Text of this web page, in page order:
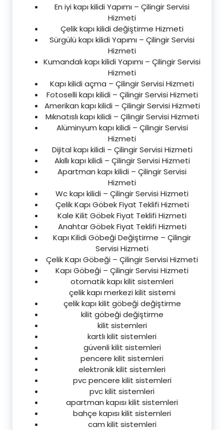
En iyi kapı kilidi Yapımı – Çilingir Servisi
Hizmeti
Çelik kapı kilidi değiştirme Hizmeti
Sürgülü kapı kilidi Yapımı – Çilingir Servisi
Hizmeti
Kumandalı kapı kilidi Yapımı – Çilingir Servisi
Hizmeti
Kapı kilidi açma – Çilingir Servisi Hizmeti
Fotoselli kapı kilidi – Çilingir Servisi Hizmeti
Amerikan kapı kilidi – Çilingir Servisi Hizmeti
Mıknatıslı kapı kilidi – Çilingir Servisi Hizmeti
Alüminyum kapı kilidi – Çilingir Servisi
Hizmeti
Dijital kapı kilidi – Çilingir Servisi Hizmeti
Akıllı kapı kilidi – Çilingir Servisi Hizmeti
Apartman kapı kilidi – Çilingir Servisi
Hizmeti
Wc kapı kilidi – Çilingir Servisi Hizmeti
Çelik Kapı Göbek Fiyat Teklifi Hizmeti
Kale Kilit Göbek Fiyat Teklifi Hizmeti
Anahtar Göbek Fiyat Teklifi Hizmeti
Kapı Kilidi Göbeği Değiştirme – Çilingir
Servisi Hizmeti
Çelik Kapı Göbeği – Çilingir Servisi Hizmeti
Kapı Göbeği – Çilingir Servisi Hizmeti
otomatik kapı kilit sistemleri
çelik kapı merkezi kilit sistemi
çelik kapı kilit göbeği değiştirme
kilit göbeği değiştirme
kilit sistemleri
kartlı kilit sistemleri
güvenli kilit sistemleri
pencere kilit sistemleri
elektronik kilit sistemleri
pvc pencere kilit sistemleri
pvc kilit sistemleri
apartman kapısı kilit sistemleri
bahçe kapısı kilit sistemleri
cam kilit sistemleri